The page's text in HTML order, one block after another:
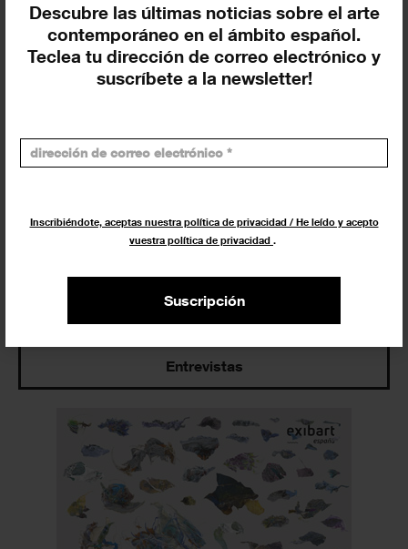
Descubre las últimas noticias sobre el arte
contemporáneo en el ámbito español.
Teclea tu dirección de correo electrónico y
suscríbete a la newsletter!
Inscribiéndote, aceptas nuestra política de privacidad / He leído y acepto
vuestra política de privacidad .
Suscripción
Buscar
Exposiciones y actividades en tu ciudad
Los más leídos
Últimos artículos
Entrevistas